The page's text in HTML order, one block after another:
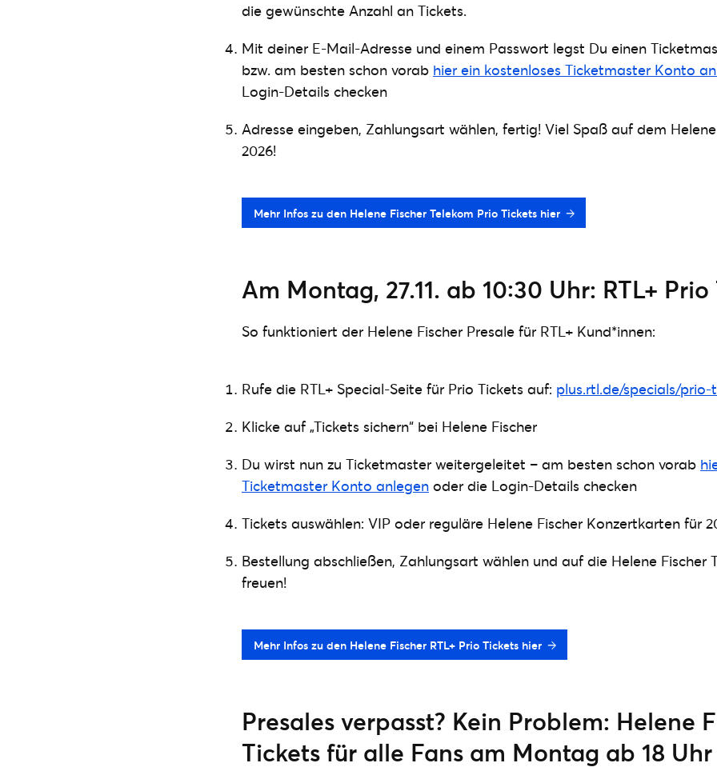
die gewünschte Anzahl an Tickets.
Mit deiner E-Mail-Adresse und einem Passwort legst Du einen
bzw. am besten schon vorab hier ein kostenloses Ticketmaster Konto
Login-Details checken
Adresse eingeben, Zahlungsart wählen, fertig! Viel Spaß auf dem
2026!
Mehr Infos zu den Helene Fischer Telekom Prio Tickets hier
Am Montag, 27.11. ab 10:30 Uhr: RTL+
So funktioniert der Helene Fischer Presale für RTL+ Kund*innen:
Rufe die RTL+ Special-Seite für Prio Tickets auf: plus.rtl.de/specials/prio-
Klicke auf „Tickets sichern“ bei Helene Fischer
Du wirst nun zu Ticketmaster weitergeleitet – am besten schon vorab
Ticketmaster Konto anlegen oder die Login-Details checken
Tickets auswählen: VIP oder reguläre Helene Fischer Konzertkarten für
Bestellung abschließen, Zahlungsart wählen und auf die Helene Fischer
freuen!
Mehr Infos zu den Helene Fischer RTL+ Prio Tickets hier
Presales verpasst? Kein Problem: Helene
Tickets für alle Fans am Montag ab 18 Uhr